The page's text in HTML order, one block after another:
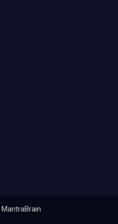
MantraBrain